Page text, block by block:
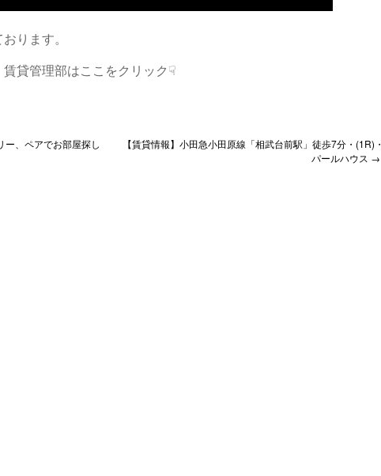
ります。
貸管理部はここをクリック☟
ー、ペアでお部屋探し
【賃貸情報】小田急小田原線「相武台前駅」徒歩7分・(1R)・
パールハウス →